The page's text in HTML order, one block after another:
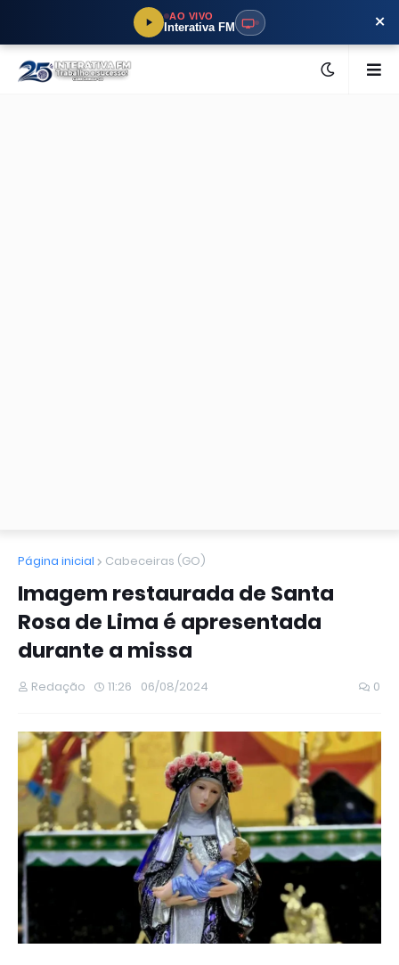
AO VIVO
Interativa FM ×
Página inicial Cabeceiras (GO)
Imagem restaurada de Santa
Rosa de Lima é apresentada
durante a missa
Redação 11:26 06/08/2024 0